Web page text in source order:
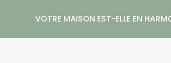
VOTRE MAISON EST-ELLE EN